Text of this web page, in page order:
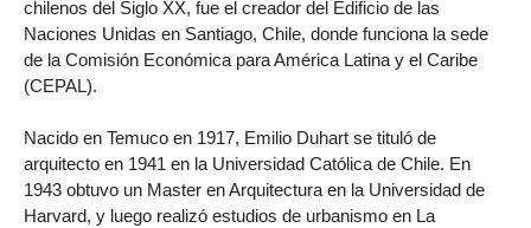
chilenos del Siglo XX, fue el creador del Edificio de las
Naciones Unidas en Santiago, Chile, donde funciona la sede
de la Comisión Económica para América Latina y el Caribe
(CEPAL).
Nacido en Temuco en 1917, Emilio Duhart se tituló de
arquitecto en 1941 en la Universidad Católica de Chile. En
1943 obtuvo un Master en Arquitectura en la Universidad de
Harvard, y luego realizó estudios de urbanismo en La